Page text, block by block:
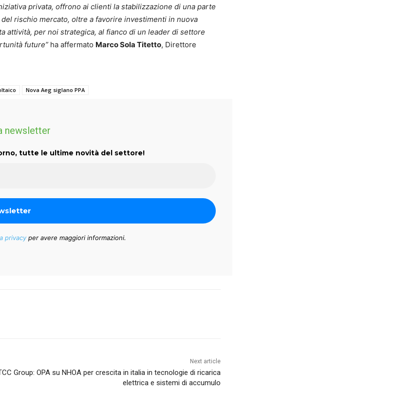
privata, offrono ai clienti la stabilizzazione di una parte
rischio mercato, oltre a favorire investimenti in nuova
attività, per noi strategica, al fianco di un leader di settore
future” ha affermato Marco Sola Titetto, Direttore
Nova Aeg siglano PPA
newsletter
tutte le ultime novità del settore!
privacy per avere maggiori informazioni.
Next article
Group: OPA su NHOA per crescita in italia in tecnologie di ricarica
elettrica e sistemi di accumulo